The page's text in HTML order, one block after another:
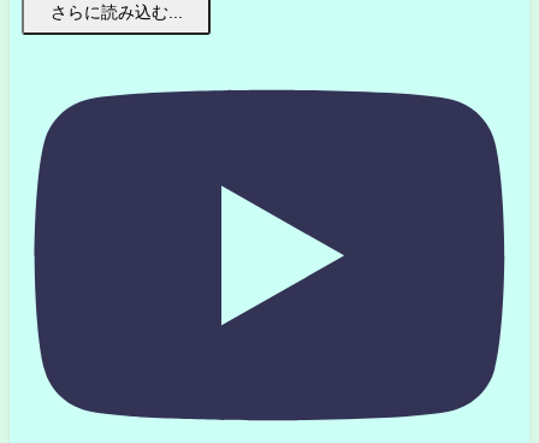
さらに読み込む...